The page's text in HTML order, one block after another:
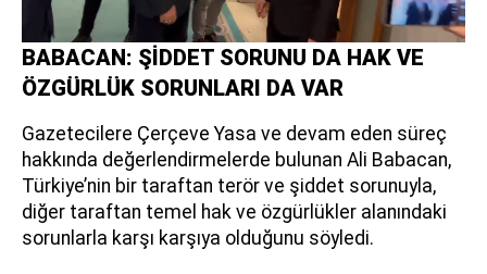
BABACAN: ŞİDDET SORUNU DA HAK VE
ÖZGÜRLÜK SORUNLARI DA VAR
Gazetecilere Çerçeve Yasa ve devam eden süreç
hakkında değerlendirmelerde bulunan Ali Babacan,
Türkiye’nin bir taraftan terör ve şiddet sorunuyla,
diğer taraftan temel hak ve özgürlükler alanındaki
sorunlarla karşı karşıya olduğunu söyledi.